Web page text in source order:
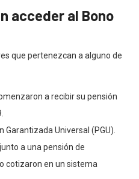
acceder al Bono
que pertenezcan a alguno de
a recibir su pensión
Garantizada Universal (PGU).
a una pensión de
cotizaron en un sistema